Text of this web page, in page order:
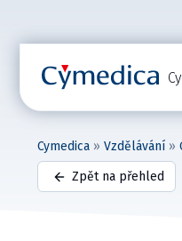
Cymedica » Vzdělávání »
Zpět na přehled